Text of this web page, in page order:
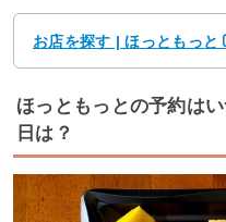
お店を探す | ほっともっと
ほっともっとの予約は
日は？